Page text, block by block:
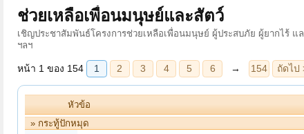
ช่วยเหลือเพื่อนมนุษย์และสัตว์
เชิญประชาสัมพันธ์โครงการช่วยเหลือเพื่อนมนุษย์ ผู้ประสบภัย ผู้ยากไร้
ฯลฯ
1 ถัดไป >
หัวข้อ
» กระทู้ปักหมุด